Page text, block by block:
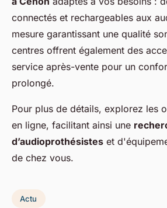
connectés et rechargeables aux
mesure garantissant une qualité
centres offrent également des
service après-vente pour un
prolongé.
Pour plus de détails, explorez les
en ligne, facilitant ainsi une
d’audioprothésistes et
de chez vous.
Actu